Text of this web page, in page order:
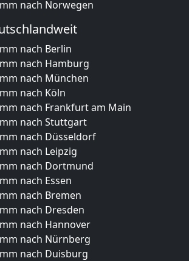
nach Norwegen
nach Berlin
nach Hamburg
nach München
nach Köln
nach Frankfurt am Main
nach Stuttgart
nach Düsseldorf
nach Leipzig
nach Dortmund
nach Essen
nach Bremen
nach Dresden
nach Hannover
nach Nürnberg
nach Duisburg